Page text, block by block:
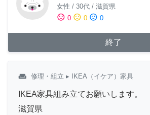
女性 / 30代 / 滋賀県
sentiment_satisfied 0 sentiment_neutral 0 sentiment_dissatisfied 0
終了
weekend 修理・組立 ▸ IKEA（イケア）家具
IKEA家具組み立てお願いします。
滋賀県